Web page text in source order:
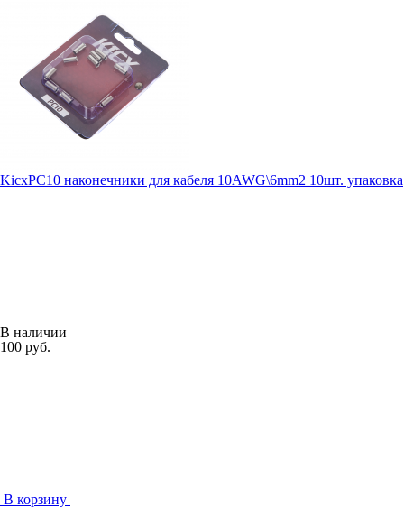
KicxPC10 наконечники для кабеля 10AWG\6mm2 10шт. упаковка
В наличии
100 руб.
В корзину